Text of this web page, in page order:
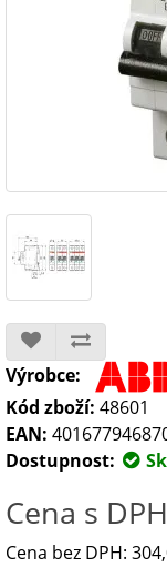
Výrobce:
Kód zboží: 48601
EAN:
Dostupnost:
Cena s
Cena bez DPH: